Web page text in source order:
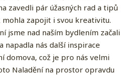
zavedli pár úžasných rad a tipů
zapojit i svou kreativitu.
jsme nad naším bydlením začali
napadla nás další inspirace
domova, což je pro nás velmi
Naladění na prostor opravdu